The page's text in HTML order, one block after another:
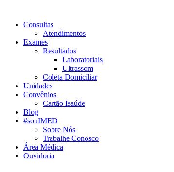
Consultas
Atendimentos
Exames
Resultados
Laboratoriais
Ultrassom
Coleta Domiciliar
Unidades
Convênios
Cartão Isaúde
Blog
#souIMED
Sobre Nós
Trabalhe Conosco
Área Médica
Ouvidoria